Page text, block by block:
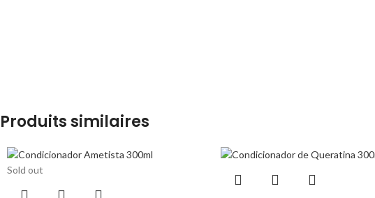
Produits similaires
Sold out